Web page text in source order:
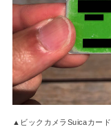
▲ビックカメラSuicaカード